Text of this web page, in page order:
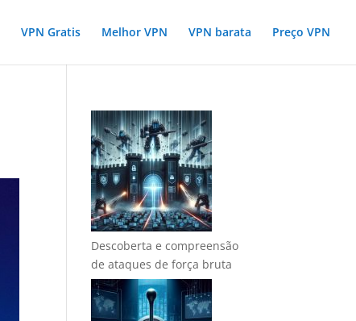
VPN Gratis Melhor VPN VPN barata Preço VPN
Descoberta e compreensão
de ataques de força bruta